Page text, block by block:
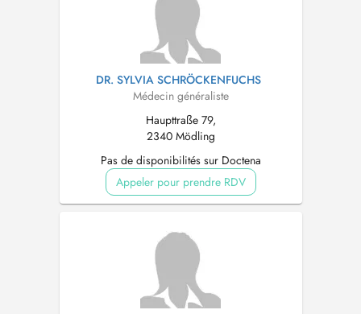
DR. SYLVIA SCHRÖCKENFUCHS
Médecin généraliste
Haupttraße 79,
2340 Mödling
Pas de disponibilités sur Doctena
Appeler pour prendre RDV